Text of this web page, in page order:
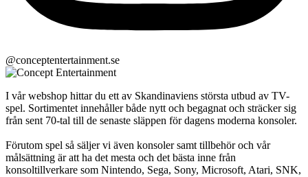
@conceptentertainment.se
I vår webshop hittar du ett av Skandinaviens största utbud av TV-
spel. Sortimentet innehåller både nytt och begagnat och sträcker sig
från sent 70-tal till de senaste släppen för dagens moderna konsoler.
Förutom spel så säljer vi även konsoler samt tillbehör och vår
målsättning är att ha det mesta och det bästa inne från
konsoltillverkare som Nintendo, Sega, Sony, Microsoft, Atari, SNK,